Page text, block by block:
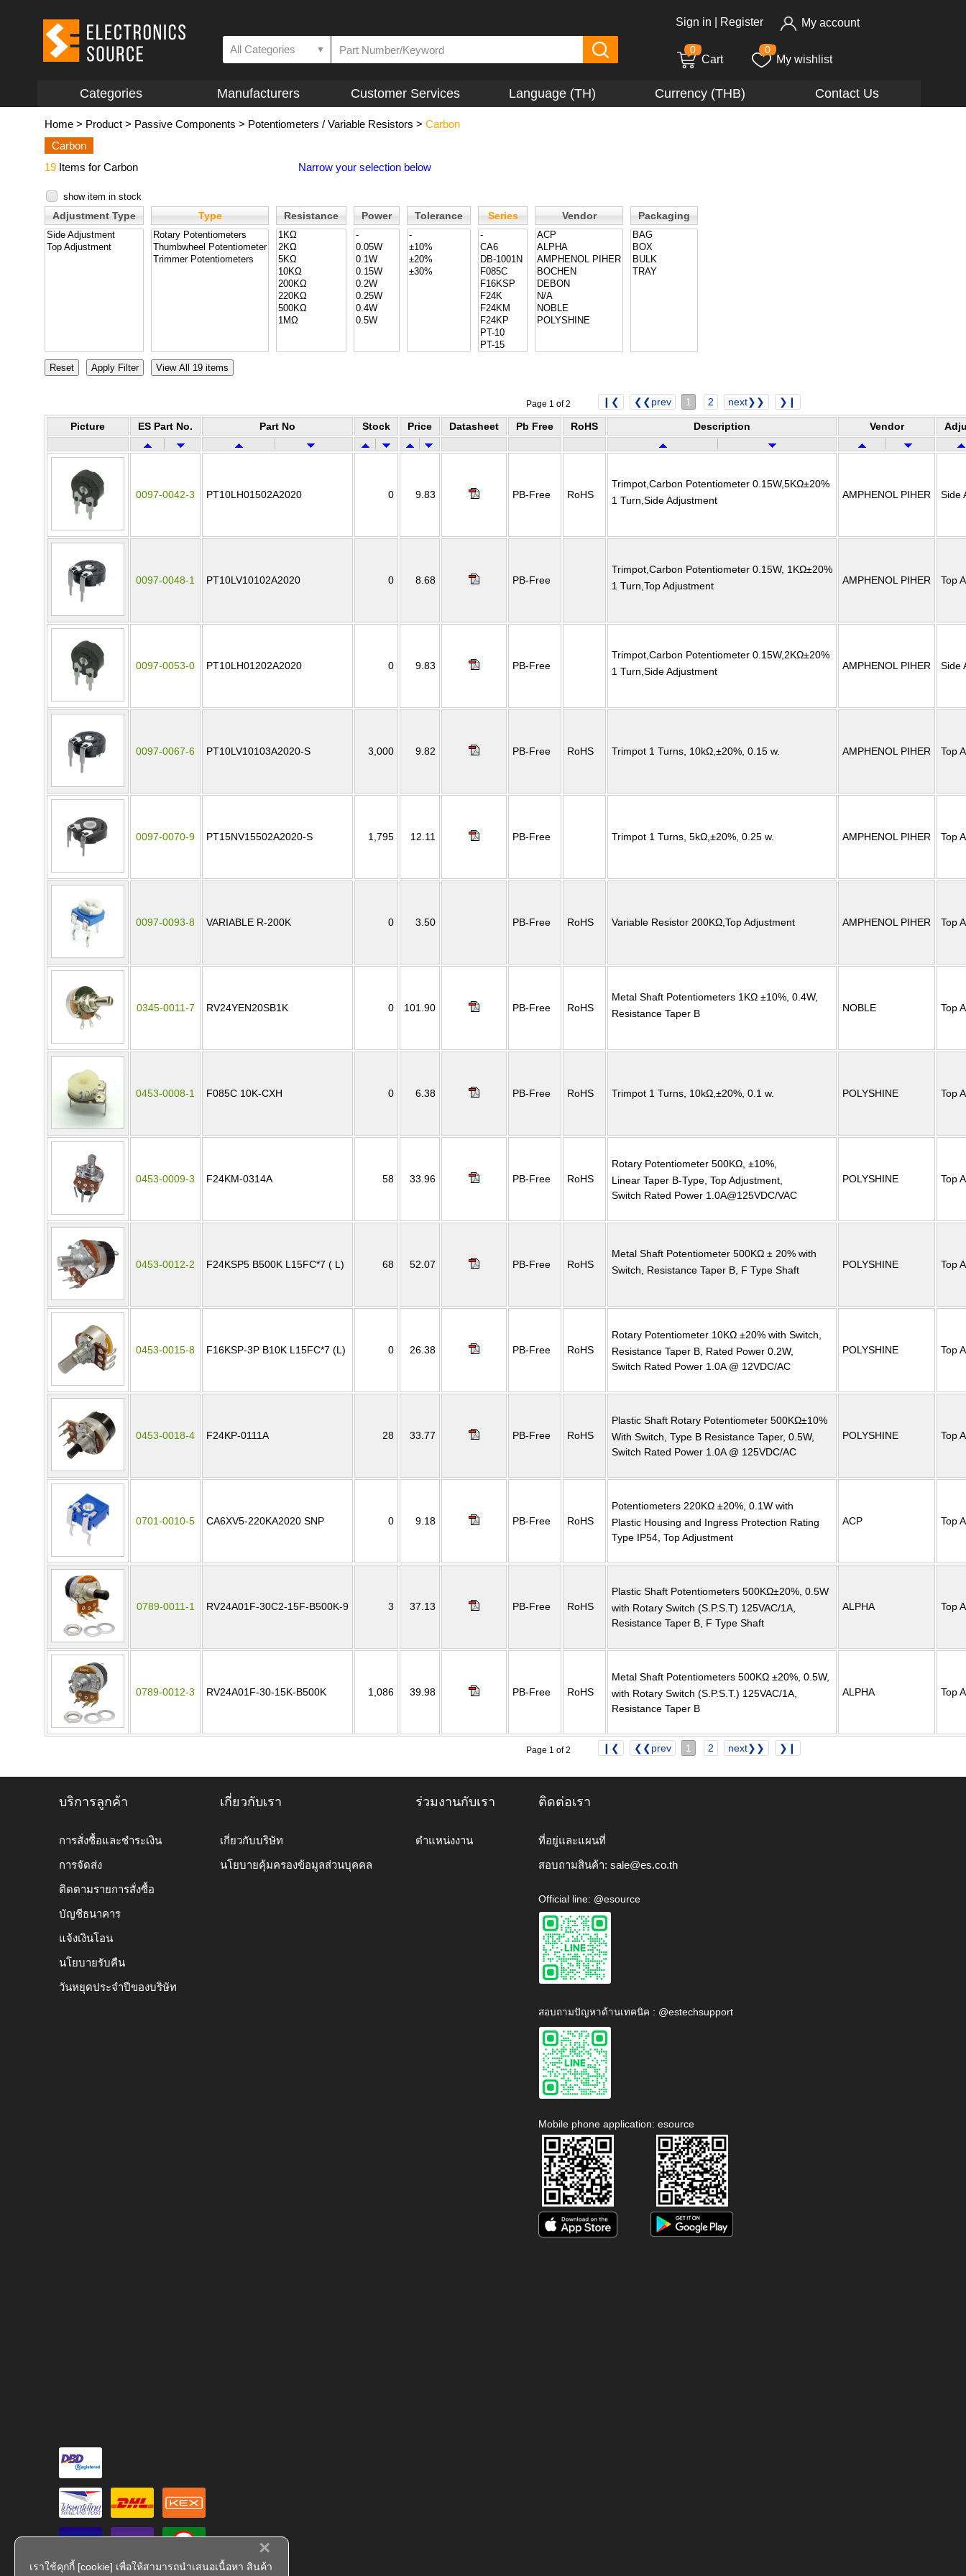
×
เราใช้คุกกี้ [cookie] เพื่อให้สามารถนำเสนอเนื้อหา สินค้า
All Categories ▼
Sign in Register My account
0
Cart
0
My wishlist
Categories Manufacturers Customer Services Language (TH) Currency (THB) Contact Us
Home > Product > Passive Components > Potentiometers / Variable Resistors > Carbon
Carbon
19 Items for Carbon Narrow your selection below
show item in stock
Adjustment Type Type Resistance Power Tolerance Series Vendor Packaging
Page 1 of 2 ❙❮ ❮❮prev 1 2 next❯❯ ❯❙
Picture ES Part No. Part No Stock Price Datasheet Pb Free RoHS Description Vendor
0097-0042-3 PT10LH01502A2020 0 9.83 PB-Free RoHS
Trimpot,Carbon Potentiometer 0.15W,5KΩ±20%
1 Turn,Side Adjustment
AMPHENOL PIHER Side
0097-0048-1 PT10LV10102A2020 0 8.68 PB-Free
Trimpot,Carbon Potentiometer 0.15W, 1KΩ±20%
1 Turn,Top Adjustment
AMPHENOL PIHER Top
0097-0053-0 PT10LH01202A2020 0 9.83 PB-Free
Trimpot,Carbon Potentiometer 0.15W,2KΩ±20%
1 Turn,Side Adjustment
AMPHENOL PIHER Side
0097-0067-6 PT10LV10103A2020-S 3,000 9.82 PB-Free RoHS Trimpot 1 Turns, 10kΩ,±20%, 0.15 w. AMPHENOL PIHER Top
0097-0070-9 PT15NV15502A2020-S 1,795 12.11 PB-Free Trimpot 1 Turns, 5kΩ,±20%, 0.25 w. AMPHENOL PIHER Top
0097-0093-8 VARIABLE R-200K 0 3.50 PB-Free RoHS Variable Resistor 200KΩ,Top Adjustment AMPHENOL PIHER Top
0345-0011-7 RV24YEN20SB1K 0 101.90 PB-Free RoHS
Metal Shaft Potentiometers 1KΩ ±10%, 0.4W,
Resistance Taper B
NOBLE Top
0453-0008-1 F085C 10K-CXH 0 6.38 PB-Free RoHS Trimpot 1 Turns, 10kΩ,±20%, 0.1 w. POLYSHINE Top
0453-0009-3 F24KM-0314A 58 33.96 PB-Free RoHS
Rotary Potentiometer 500KΩ, ±10%,
Linear Taper B-Type, Top Adjustment,
Switch Rated Power 1.0A@125VDC/VAC
POLYSHINE Top
0453-0012-2 F24KSP5 B500K L15FC*7 ( L) 68 52.07 PB-Free RoHS
Metal Shaft Potentiometer 500KΩ ± 20% with
Switch, Resistance Taper B, F Type Shaft
POLYSHINE Top
0453-0015-8 F16KSP-3P B10K L15FC*7 (L) 0 26.38 PB-Free RoHS
Rotary Potentiometer 10KΩ ±20% with Switch,
Resistance Taper B, Rated Power 0.2W,
Switch Rated Power 1.0A @ 12VDC/AC
POLYSHINE Top
0453-0018-4 F24KP-0111A 28 33.77 PB-Free RoHS
Plastic Shaft Rotary Potentiometer 500KΩ±10%
With Switch, Type B Resistance Taper, 0.5W,
Switch Rated Power 1.0A @ 125VDC/AC
POLYSHINE Top
0701-0010-5 CA6XV5-220KA2020 SNP 0 9.18 PB-Free RoHS
Potentiometers 220KΩ ±20%, 0.1W with
Plastic Housing and Ingress Protection Rating
Type IP54, Top Adjustment
ACP Top
0789-0011-1 RV24A01F-30C2-15F-B500K-9 3 37.13 PB-Free RoHS
Plastic Shaft Potentiometers 500KΩ±20%, 0.5W
with Rotary Switch (S.P.S.T) 125VAC/1A,
Resistance Taper B, F Type Shaft
ALPHA Top
0789-0012-3 RV24A01F-30-15K-B500K 1,086 39.98 PB-Free RoHS
Metal Shaft Potentiometers 500KΩ ±20%, 0.5W,
with Rotary Switch (S.P.S.T.) 125VAC/1A,
Resistance Taper B
ALPHA Top
Page 1 of 2 ❙❮ ❮❮prev 1 2 next❯❯ ❯❙
บริการลูกค้า
การสั่งซื้อและชำระเงิน
การจัดส่ง
ติดตามรายการสั่งซื้อ
บัญชีธนาคาร
แจ้งเงินโอน
นโยบายรับคืน
วันหยุดประจำปีของบริษัท
เกี่ยวกับเรา
เกี่ยวกับบริษัท
นโยบายคุ้มครองข้อมูลส่วนบุคคล
ร่วมงานกับเรา
ตำแหน่งงาน
ติดต่อเรา
ที่อยู่และแผนที่
สอบถามสินค้า: sale@es.co.th
Official line: @esource
สอบถามปัญหาด้านเทคนิค : @estechsupport
Mobile phone application: esource